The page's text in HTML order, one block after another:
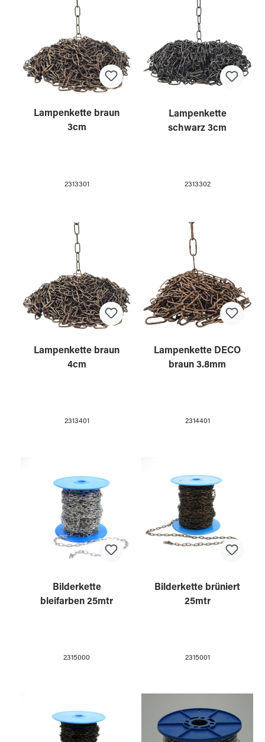
Lampenkette braun
3cm
2313301
Lampenkette
schwarz 3cm
2313302
Lampenkette braun
4cm
2313401
Lampenkette DECO
braun 3.8mm
2314401
Bilderkette
bleifarben 25mtr
2315000
Bilderkette brüniert
25mtr
2315001